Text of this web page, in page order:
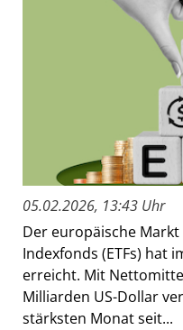
05.02.2026, 13:43 Uhr
Der europäische
Indexfonds (ETFs) hat
erreicht. Mit
Milliarden US-Dollar
stärksten Monat seit...